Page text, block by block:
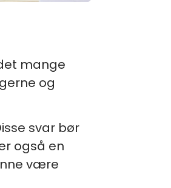
mange
og
svar bør
også en
være